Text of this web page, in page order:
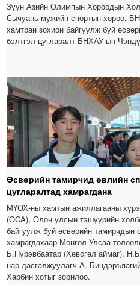
Зүүн Азийн Олимпын Хороодын
Сычуань мужийн спортын хороо,
хамтран зохион байгуулж буй
бэлтгэл цугларалт БНХАУ-ын
Өсвөрийн тамирчид өвлийн
цугларалтад хамрагдана
МҮОХ-ны хамтын ажиллагааны
(OCA), Олон улсын тэшүүрийн
байгуулж буй өсвөрийн тамирчдын
хамрагдахаар Монгол Улсаа
Б.Пүрэвбаатар (Хөвсгөл аймаг),
нар дасгалжуулагч А.
Харбин хотыг зорилоо.